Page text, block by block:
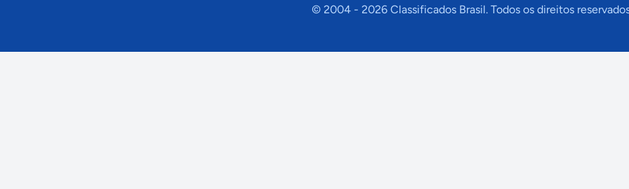
© 2004 - 2026Classificados Brasil. Todos os direitos